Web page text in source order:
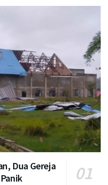
Dua Gereja